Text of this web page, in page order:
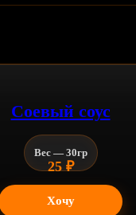
Соевый соус
Вес — 30гр
25 ₽
Хочу